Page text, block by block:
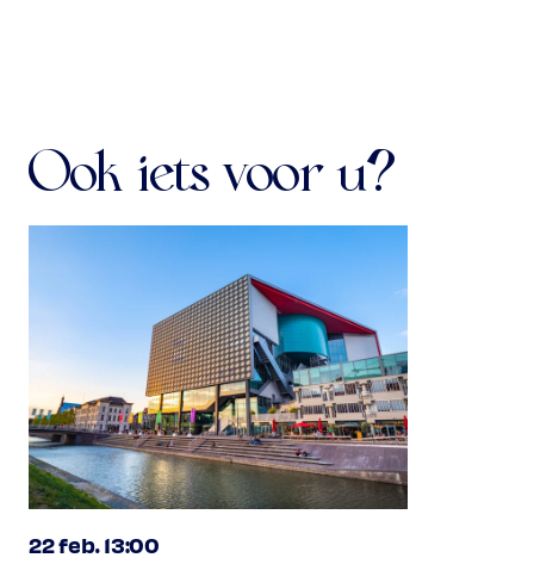
Ook iets voor u?
22 feb. 13:00